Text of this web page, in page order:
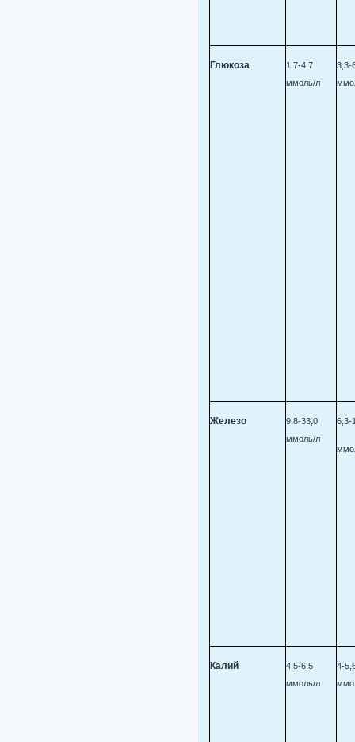
Глюкоза
1,7-4,7
ммоль/л
3,3-
Железо
9,8-33,0
ммоль/л
6,3-
Калий
4,5-6,5
ммоль/л
4-